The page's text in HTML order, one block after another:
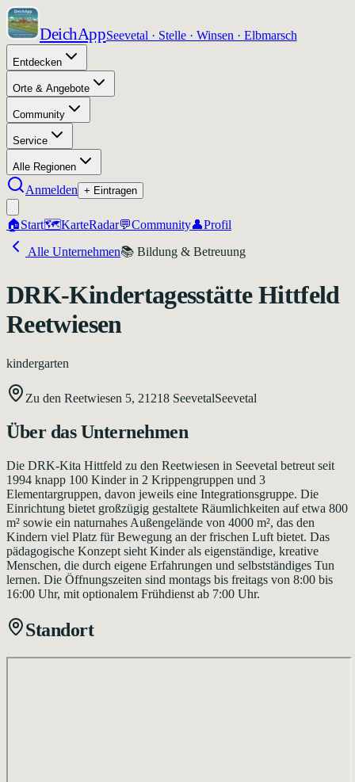
DeichAppSeevetal · Stelle · Winsen · Elbmarsch
Entdecken
Orte & Angebote
Community
Service
Alle Regionen
Anmelden + Eintragen
🏠Start🗺️KarteRadar💬Community👤Profil
Alle Unternehmen📚 Bildung & Betreuung
DRK-Kindertagesstätte Hittfeld
Reetwiesen
kindergarten
Zu den Reetwiesen 5, 21218 SeevetalSeevetal
Über das Unternehmen
Die DRK-Kita Hittfeld zu den Reetwiesen in Seevetal betreut seit
1994 knapp 100 Kinder in 2 Krippengruppen und 3
Elementargruppen, davon jeweils eine Integrationsgruppe. Die
Einrichtung bietet großzügig gestaltete Räumlichkeiten auf etwa 800
m² sowie ein naturnahes Außengelände von 4000 m², das den
Kindern viel Platz für Bewegung an der frischen Luft bietet. Das
pädagogische Konzept sieht Kinder als eigenständige, kreative
Menschen, die durch eigene Erfahrungen und selbstständiges Tun
lernen. Die Öffnungszeiten sind montags bis freitags von 8:00 bis
16:00 Uhr, mit optionalem Frühdienst ab 7:00 Uhr.
Standort